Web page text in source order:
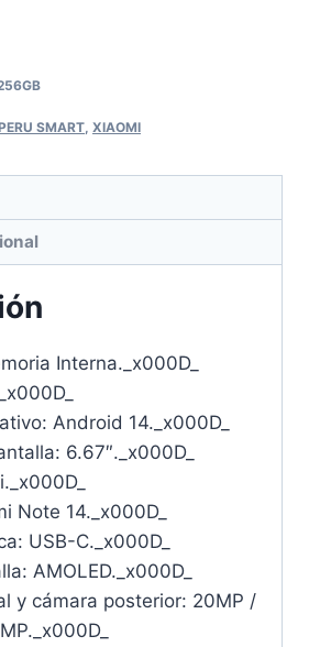
SMART XIAOMI
Interna._x000D_
Android 14._x000D_
6.67″._x000D_
Note 14._x000D_
USB-C._x000D_
AMOLED._x000D_
y cámara posterior: 20MP /